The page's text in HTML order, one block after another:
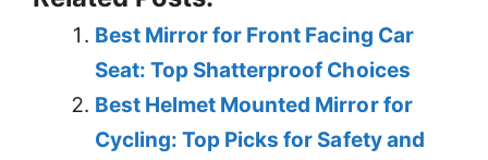
Best Mirror for Front Facing Car
Seat: Top Shatterproof Choices
Best Helmet Mounted Mirror for
Cycling: Top Picks for Safety and